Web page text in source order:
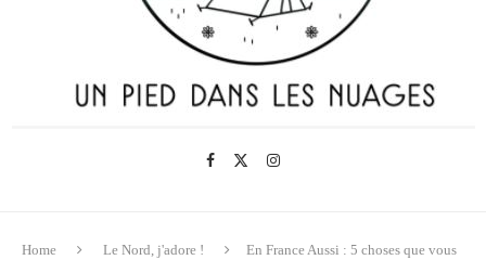
Home Le Nord, j'adore !
En France Aussi : 5 choses que vous